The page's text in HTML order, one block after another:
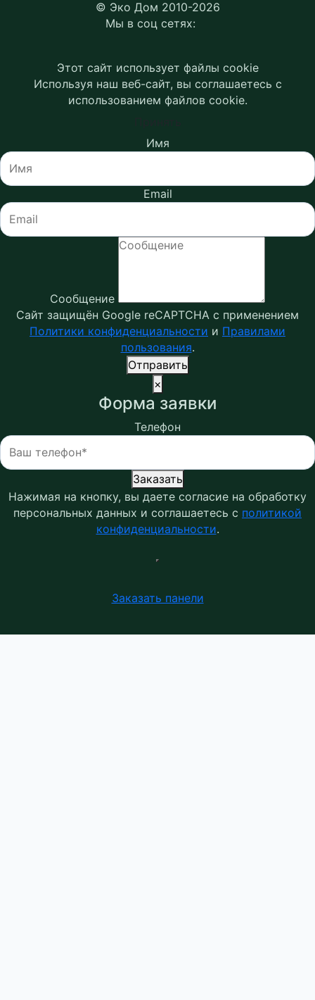
© Эко Дом 2010-2026
Мы в соц сетях:
Этот сайт использует файлы cookie
Используя наш веб-сайт, вы соглашаетесь с
использованием файлов cookie.
Имя
Email
Сообщение
Сайт защищён Google reCAPTCHA с применением
Политики конфиденциальности и Правилами
пользования.
Отправить
×
Форма заявки
Телефон
Заказать
Нажимая на кнопку, вы даете согласие на обработку
персональных данных и соглашаетесь c политикой
конфиденциальности.
Заказать панели